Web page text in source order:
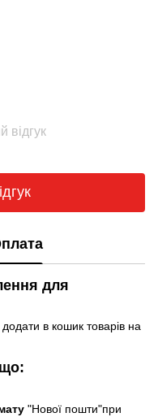
відгук
для
в кошик товарів на
"Нової пошти"при